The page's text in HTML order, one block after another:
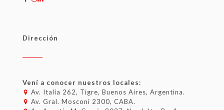
Dirección
Vení a conocer nuestros locales:
Av. Italia 262, Tigre, Buenos Aires, Argentina.
Av. Gral. Mosconi 2300, CABA.